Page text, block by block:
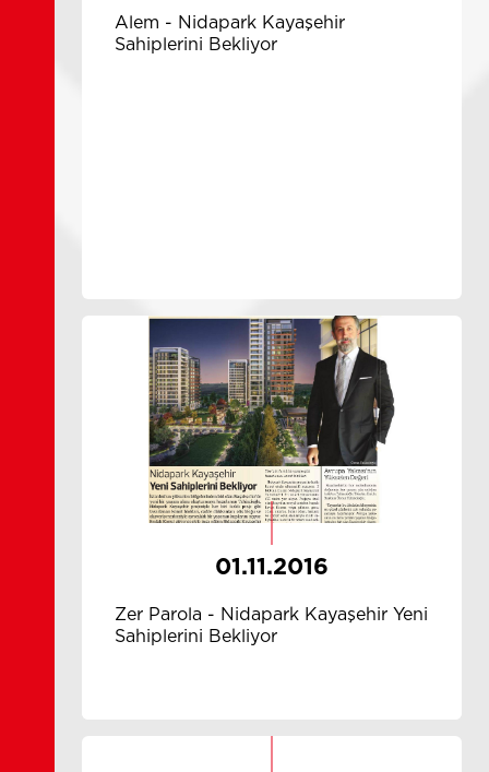
Alem - Nidapark Kayaşehir
Sahiplerini Bekliyor
01.11.2016
Zer Parola - Nidapark Kayaşehir Yeni
Sahiplerini Bekliyor